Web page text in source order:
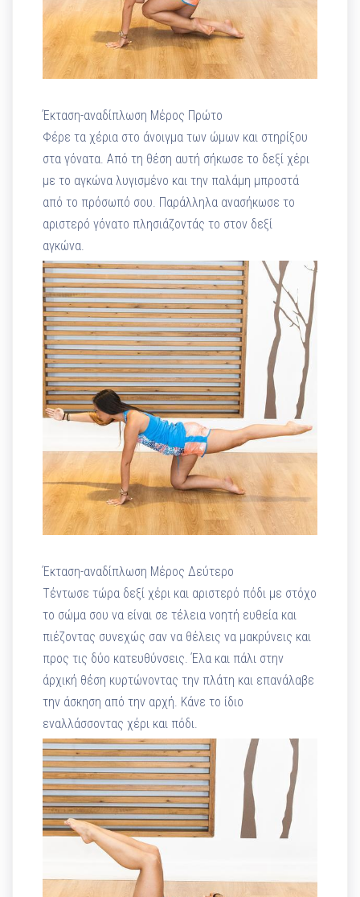
Έκταση-αναδίπλωση Μέρος Πρώτο
Φέρε τα χέρια στο άνοιγμα των ώμων και στηρίξου
στα γόνατα. Από τη θέση αυτή σήκωσε το δεξί χέρι
με το αγκώνα λυγισμένο και την παλάμη μπροστά
από το πρόσωπό σου. Παράλληλα ανασήκωσε το
αριστερό γόνατο πλησιάζοντάς το στον δεξί
αγκώνα.
Έκταση-αναδίπλωση Μέρος Δεύτερο
Τέντωσε τώρα δεξί χέρι και αριστερό πόδι με στόχο
το σώμα σου να είναι σε τέλεια νοητή ευθεία και
πιέζοντας συνεχώς σαν να θέλεις να μακρύνεις και
προς τις δύο κατευθύνσεις. Έλα και πάλι στην
άρχική θέση κυρτώνοντας την πλάτη και επανάλαβε
την άσκηση από την αρχή. Κάνε το ίδιο
εναλλάσσοντας χέρι και πόδι.